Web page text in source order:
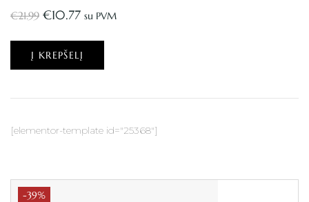
€21.99 €10.77 su PVM
Į KREPŠELĮ
[elementor-template id="25368"]
-39%